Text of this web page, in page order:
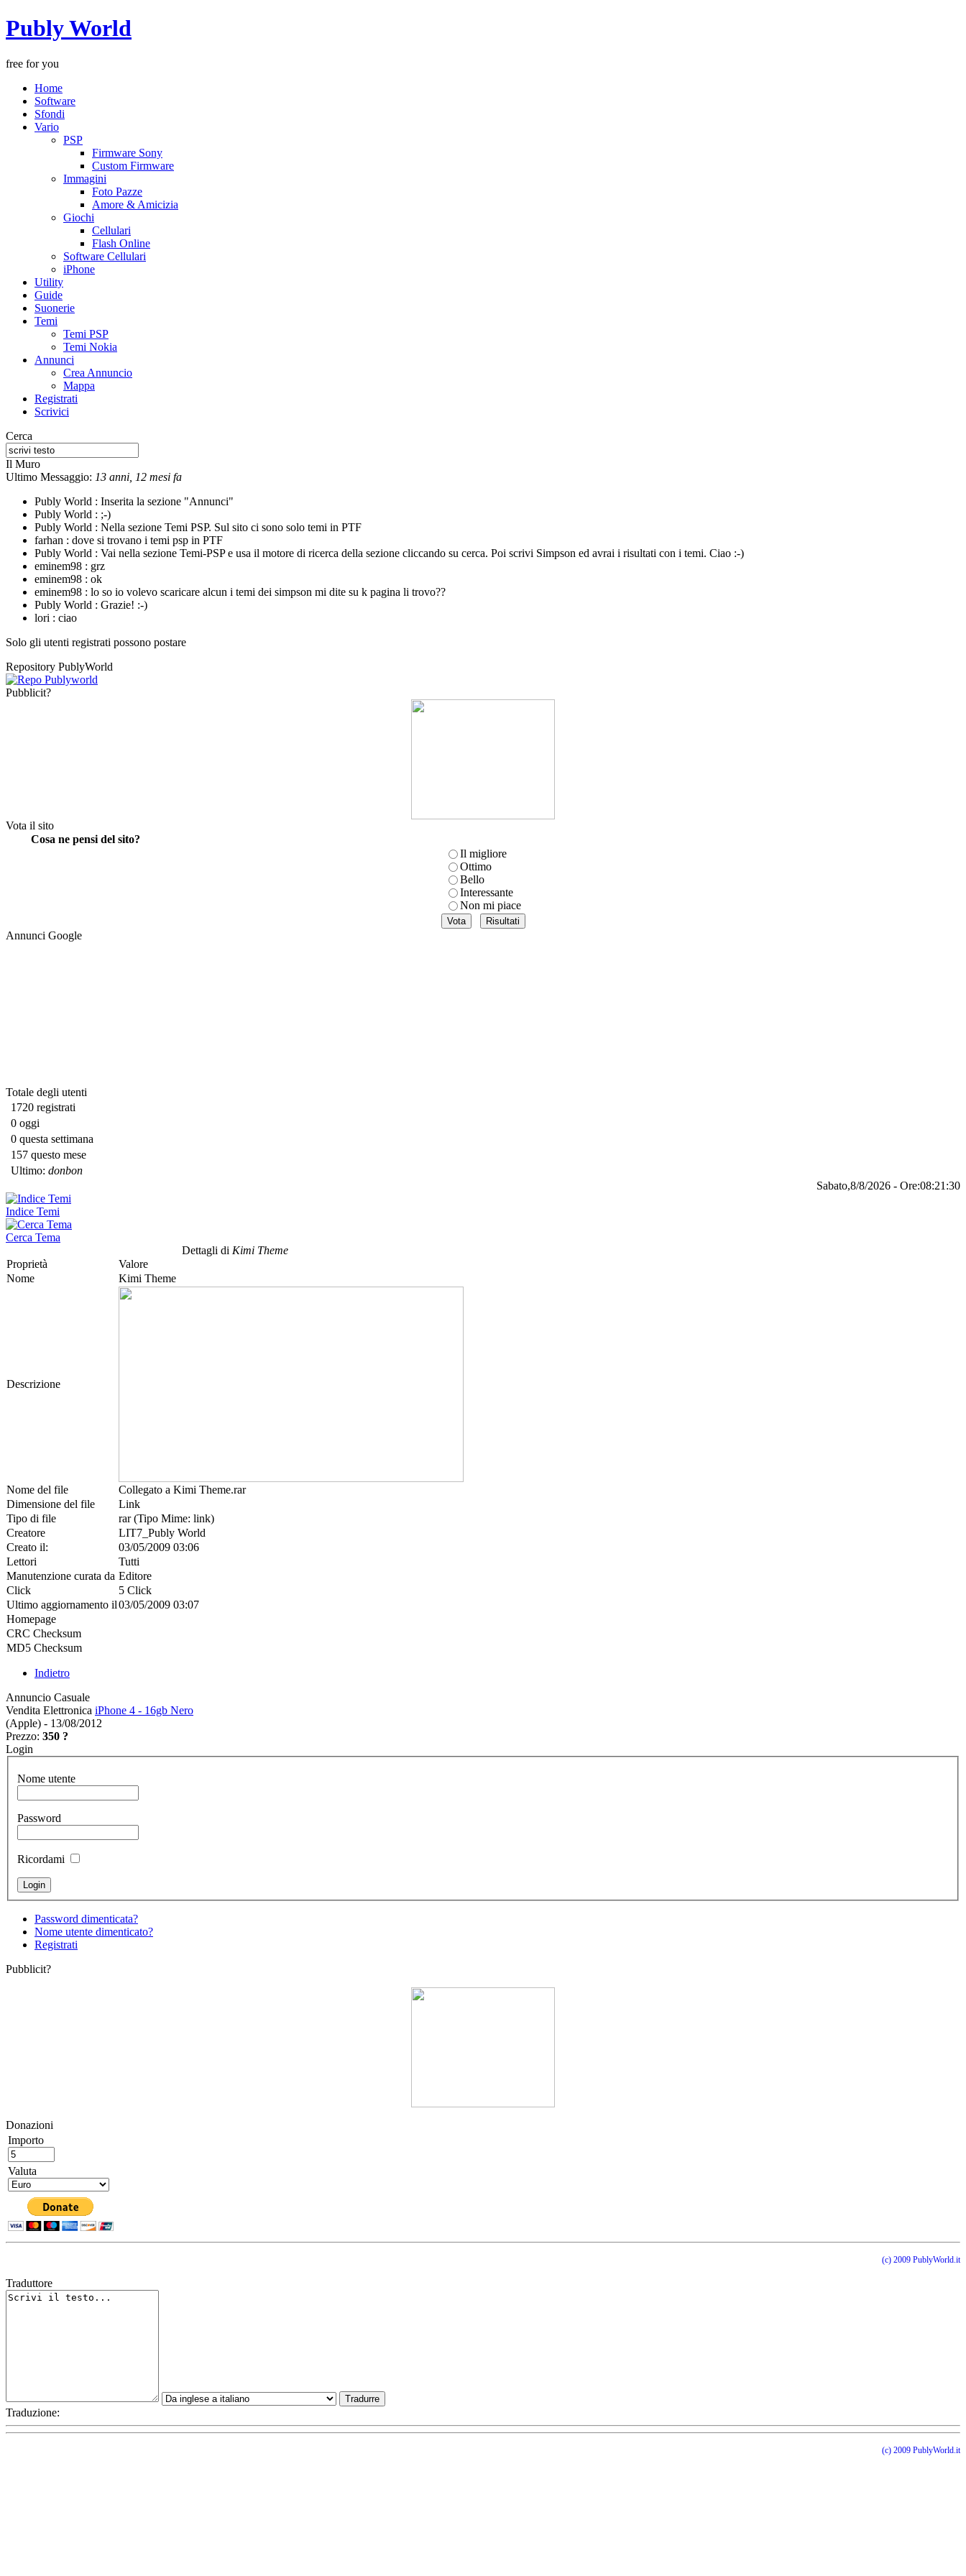
Publy World
free for you
Home
Software
Sfondi
Vario
PSP
Firmware Sony
Custom Firmware
Immagini
Foto Pazze
Amore & Amicizia
Giochi
Cellulari
Flash Online
Software Cellulari
iPhone
Utility
Guide
Suonerie
Temi
Temi PSP
Temi Nokia
Annunci
Crea Annuncio
Mappa
Registrati
Scrivici
Cerca
Il Muro
Ultimo Messaggio: 13 anni, 12 mesi fa
Publy World : Inserita la sezione "Annunci"
Publy World : ;-)
Publy World : Nella sezione Temi PSP. Sul sito ci sono solo temi in PTF
farhan : dove si trovano i temi psp in PTF
Publy World : Vai nella sezione Temi-PSP e usa il motore di ricerca della sezione cliccando su cerca. Poi scrivi Simpson ed avrai i risultati con i temi. Ciao :-)
eminem98 : grz
eminem98 : ok
eminem98 : lo so io volevo scaricare alcun i temi dei simpson mi dite su k pagina li trovo??
Publy World : Grazie! :-)
lori : ciao
Solo gli utenti registrati possono postare
Repository PublyWorld
Pubblicit?
Vota il sito
Cosa ne pensi del sito?
Il migliore
Ottimo
Bello
Interessante
Non mi piace
Annunci Google
Totale degli utenti
1720 registrati
0 oggi
0 questa settimana
157 questo mese
Ultimo: donbon
Sabato,8/8/2026 - Ore:08:21:31
Indice Temi
Cerca Tema
Dettagli di Kimi Theme
Proprietà
Valore
Nome
Kimi Theme
Descrizione
Nome del file
Collegato a Kimi Theme.rar
Dimensione del file
Link
Tipo di file
rar (Tipo Mime: link)
Creatore
LIT7_Publy World
Creato il:
03/05/2009 03:06
Lettori
Tutti
Manutenzione curata da Editore
Click
5 Click
Ultimo aggiornamento il03/05/2009 03:07
Homepage
CRC Checksum
MD5 Checksum
Indietro
Annuncio Casuale
Vendita Elettronica iPhone 4 - 16gb Nero
(Apple) - 13/08/2012
Prezzo: 350 ?
Login
Nome utente
Password
Ricordami
Password dimenticata?
Nome utente dimenticato?
Registrati
Pubblicit?
Donazioni
Importo
Valuta
(c) 2009 PublyWorld.it
Traduttore
Traduzione:
(c) 2009 PublyWorld.it